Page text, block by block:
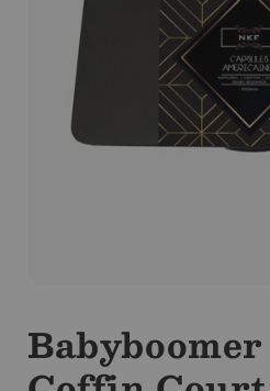
1
dans
la